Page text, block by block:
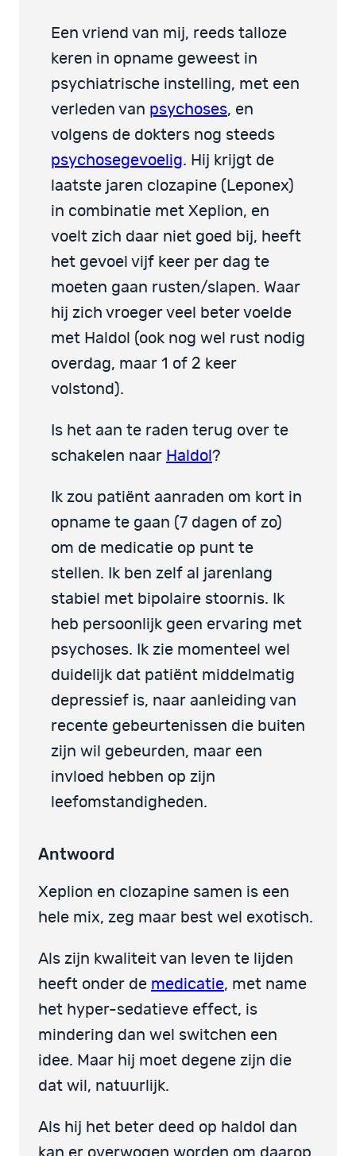
Een vriend van mij, reeds talloze
keren in opname geweest in
psychiatrische instelling, met een
verleden van psychoses, en
volgens de dokters nog steeds
psychosegevoelig. Hij krijgt de
laatste jaren clozapine (Leponex)
in combinatie met Xeplion, en
voelt zich daar niet goed bij, heeft
het gevoel vijf keer per dag te
moeten gaan rusten/slapen. Waar
hij zich vroeger veel beter voelde
met Haldol (ook nog wel rust nodig
overdag, maar 1 of 2 keer
volstond).
Is het aan te raden terug over te
schakelen naar Haldol ?
Ik zou patiënt aanraden om kort in
opname te gaan (7 dagen of zo)
om de medicatie op punt te
stellen. Ik ben zelf al jarenlang
stabiel met bipolaire stoornis. Ik
heb persoonlijk geen ervaring met
psychoses. Ik zie momenteel wel
duidelijk dat patiënt middelmatig
depressief is, naar aanleiding van
recente gebeurtenissen die buiten
zijn wil gebeurden, maar een
invloed hebben op zijn
leefomstandigheden.
Antwoord
Xeplion en clozapine samen is een
hele mix, zeg maar best wel exotisch.
Als zijn kwaliteit van leven te lijden
heeft onder de medicatie, met name
het hyper-sedatieve effect, is
mindering dan wel switchen een
idee. Maar hij moet degene zijn die
dat wil, natuurlijk.
Als hij het beter deed op haldol dan
kan er overwogen worden om daarop